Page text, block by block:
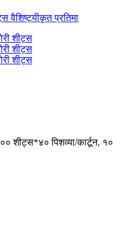
शीट्स*४० पिशव्या/कार्टून, १०